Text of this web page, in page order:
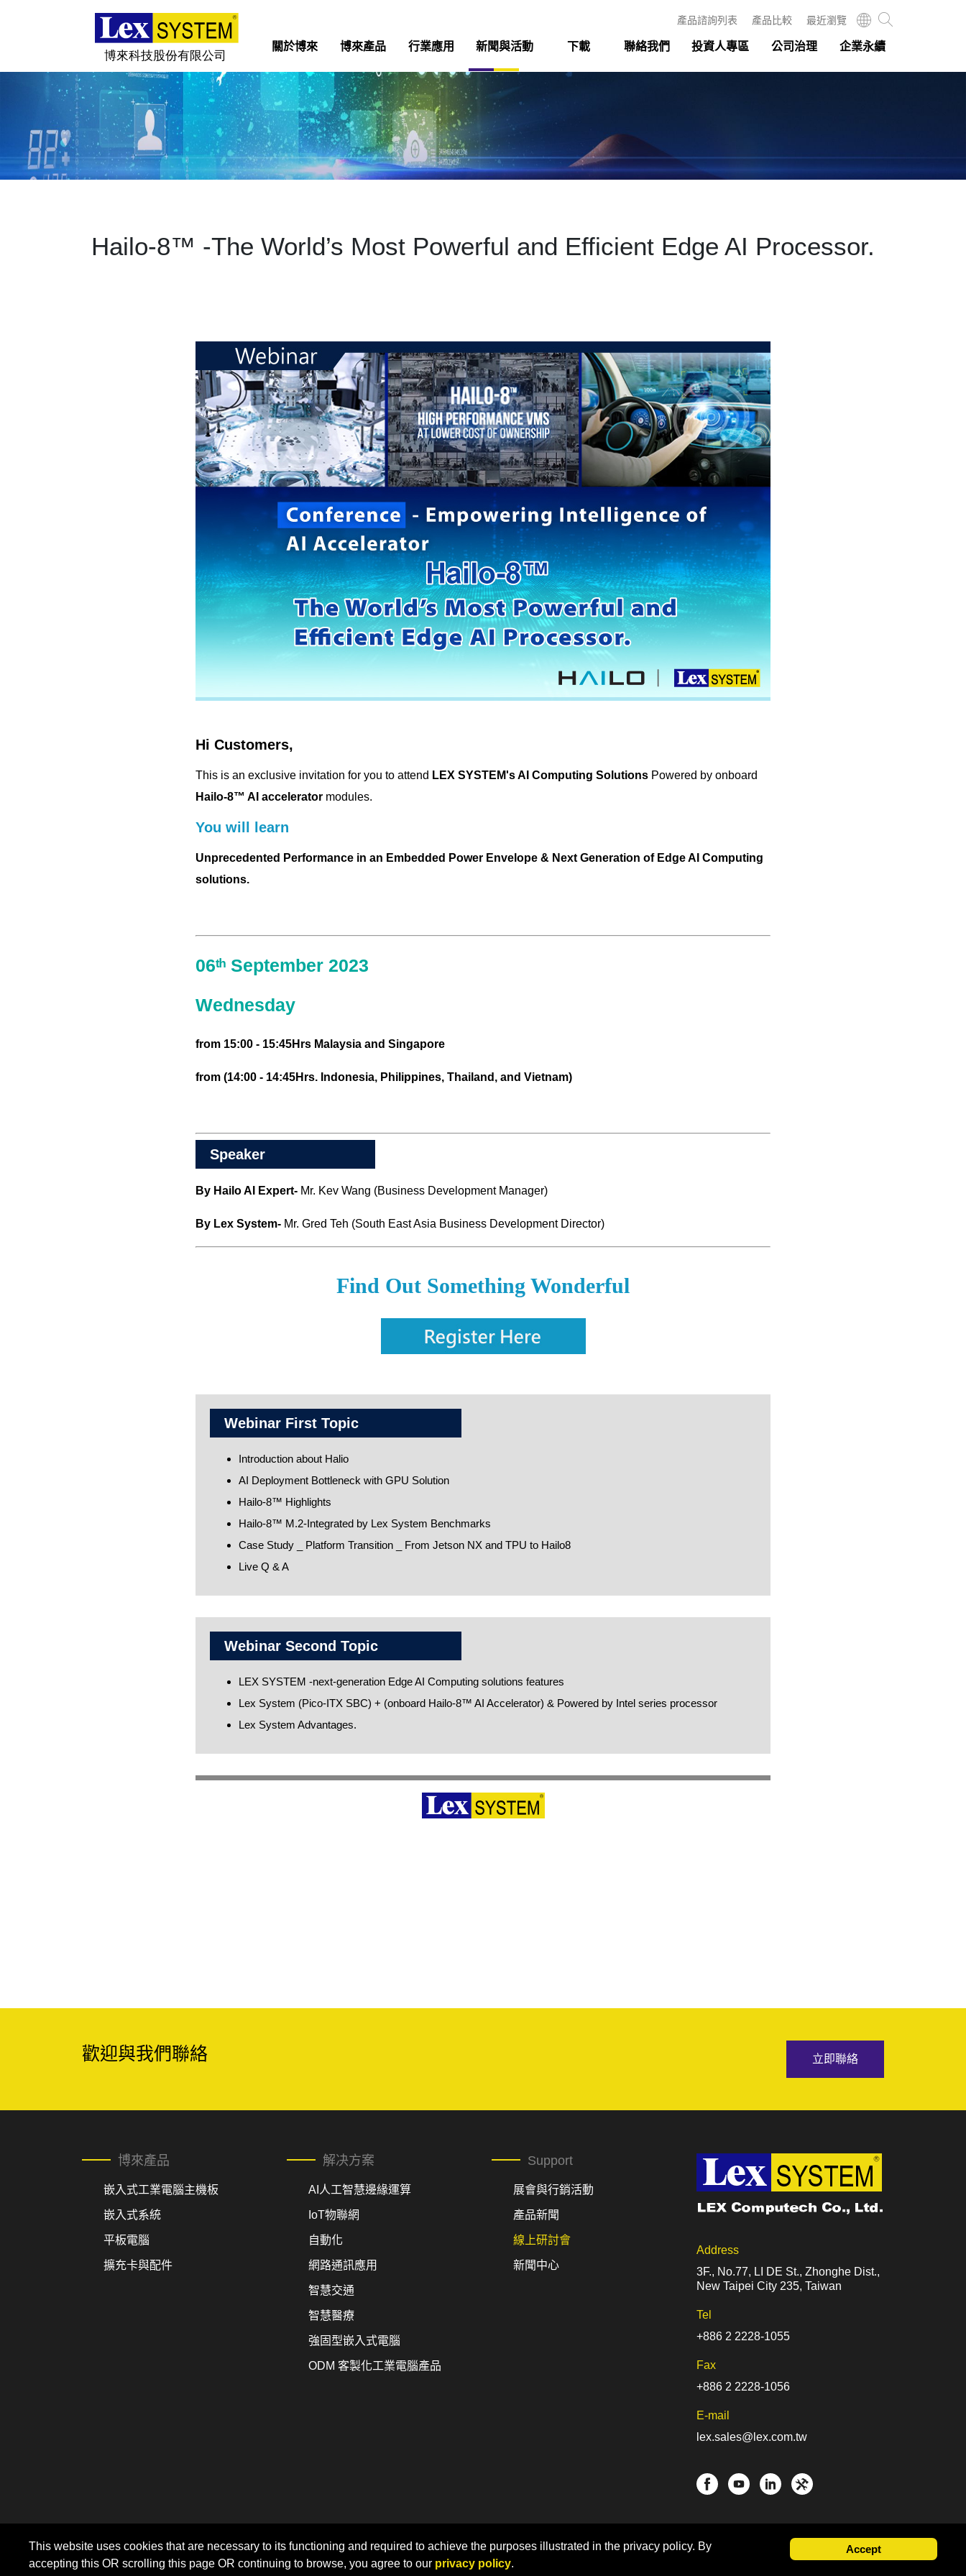
關於博來
博來產品
行業應用
關於博來 博來產品 行業應用 新聞與活動 下載 聯絡我們 投資人專區 公司治理 企業永續
產品諮詢列表 產品比較 最近瀏覽
Hailo-8™ -The World’s Most Powerful and Efficient Edge AI Processor.
歡迎與我們聯絡 立即聯絡
博來產品
嵌入式工業電腦主機板
嵌入式系統
平板電腦
擴充卡與配件
解决方案
AI人工智慧邊緣運算
IoT物聯網
自動化
網路通訊應用
智慧交通
智慧醫療
強固型嵌入式電腦
ODM 客製化工業電腦產品
Support
展會與行銷活動
產品新聞
線上研討會
新聞中心
Address
3F., No.77, LI DE St., Zhonghe Dist.,
New Taipei City 235, Taiwan
Tel
+886 2 2228-1055
Fax
+886 2 2228-1056
E-mail
lex.sales@lex.com.tw
Home Sitemap
Privacy Policy
© LEX COMPUTECH Co., Ltd. | Designed by CADIIS
This website uses cookies that are necessary to its functioning and required to achieve the purposes illustrated in the privacy policy. By
accepting this OR scrolling this page OR continuing to browse, you agree to our privacy policy.
Accept